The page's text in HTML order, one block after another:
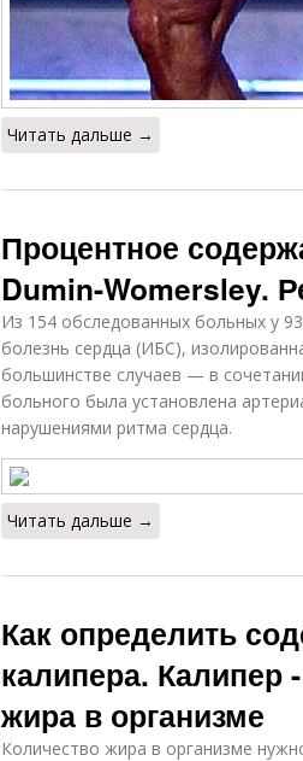
Читать дальше →
Процентное
Dumin-Womersley.
Из 154 обследованных больных у
болезнь сердца (ИБС),
большинстве случаев — в
больного была установлена
нарушениями ритма сердца.
Читать дальше →
Как определить
калипера. Калипер
жира в организме
Количество жира в организме